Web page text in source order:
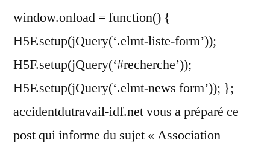
window.onload = function() {
H5F.setup(jQuery(‘.elmt-liste-form’));
H5F.setup(jQuery(‘#recherche’));
H5F.setup(jQuery(‘.elmt-news form’)); };
accidentdutravail-idf.net vous a préparé ce
post qui informe du sujet « Association